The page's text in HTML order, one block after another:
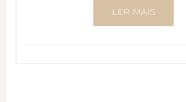
LER MAIS